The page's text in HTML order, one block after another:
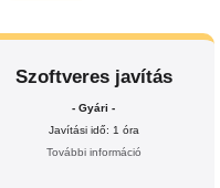
Szoftveres javítás
- Gyári -
Javítási idő: 1 óra
További információ